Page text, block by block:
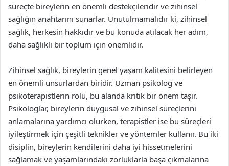
süreçte bireylerin en önemli destekçileridir ve zihinsel
sağlığın anahtarını sunarlar. Unutulmamalıdır ki, zihinsel
sağlık, herkesin hakkıdır ve bu konuda atılacak her adım,
daha sağlıklı bir toplum için önemlidir.
Zihinsel sağlık, bireylerin genel yaşam kalitesini belirleyen
en önemli unsurlardan biridir. Uzman psikolog ve
psikoterapistlerin rolü, bu alanda kritik bir önem taşır.
Psikologlar, bireylerin duygusal ve zihinsel süreçlerini
anlamalarına yardımcı olurken, terapistler ise bu süreçleri
iyileştirmek için çeşitli teknikler ve yöntemler kullanır. Bu iki
disiplin, bireylerin kendilerini daha iyi hissetmelerini
sağlamak ve yaşamlarındaki zorluklarla başa çıkmalarına